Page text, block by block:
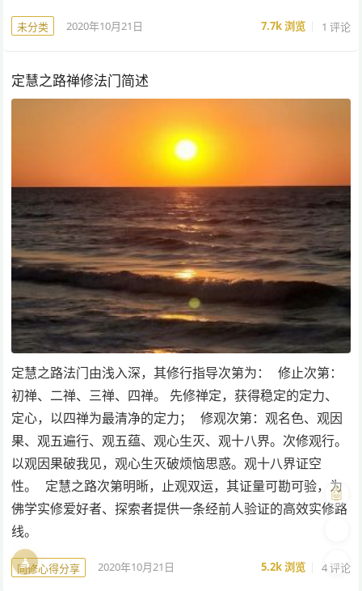
未分类 2020年10月21日 7.7k浏览 1 评论
定慧之路禅修法门简述
定慧之路法门由浅入深，其修行指导次第为： 修止次第：
初禅、二禅、三禅、四禅。 先修禅定，获得稳定的定力、
定心，以四禅为最清净的定力； 修观次第：观名色、观因
果、观五遍行、观五蕴、观心生灭、观十八界。次修观行。
以观因果破我见，观心生灭破烦恼思惑。观十八界证空
性。 定慧之路次第明晰，止观双运，其证量可勘可验，为
佛学实修爱好者、探索者提供一条经前人验证的高效实修路
线。
同修心得分享 2020年10月21日 5.2k浏览 4 评论
🌓
🧘
🤖